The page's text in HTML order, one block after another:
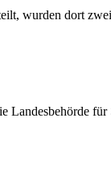
wurden dort
Landesbehörde